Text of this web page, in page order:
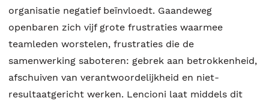
organisatie negatief beïnvloedt. Gaandeweg
openbaren zich vijf grote frustraties waarmee
teamleden worstelen, frustraties die de
samenwerking saboteren: gebrek aan betrokkenheid,
afschuiven van verantwoordelijkheid en niet-
resultaatgericht werken. Lencioni laat middels dit